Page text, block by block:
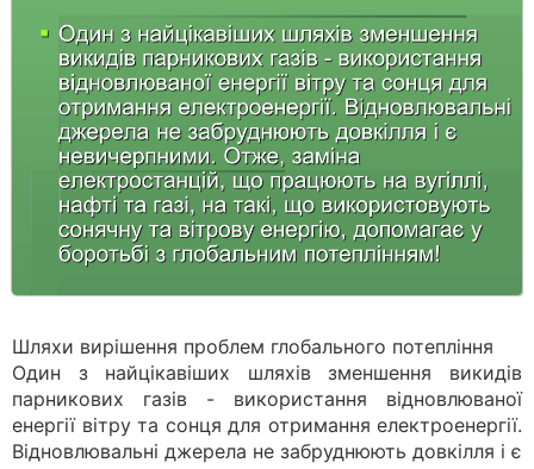
Шляхи вирішення проблем глобального потепління
Один з найцікавіших шляхів зменшення викидів
парникових газів - використання відновлюваної
енергії вітру та сонця для отримання електроенергії.
Відновлювальні джерела не забруднюють довкілля і є